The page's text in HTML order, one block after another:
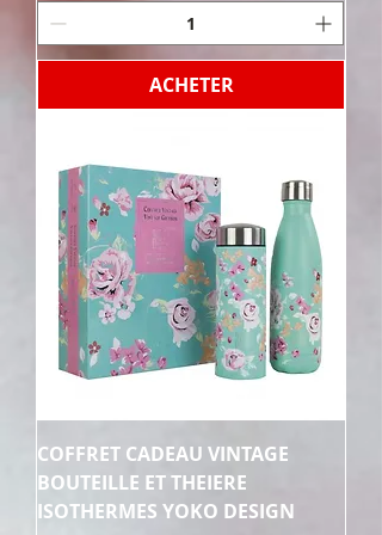
ACHETER
COFFRET CADEAU VINTAGE
BOUTEILLE ET THEIERE
ISOTHERMES YOKO DESIGN